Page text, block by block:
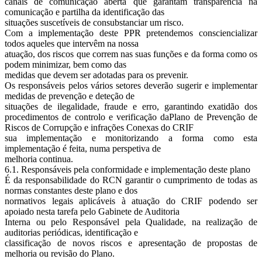
comunicação e partilha da identificação das
situações suscetíveis de consubstanciar um risco.
Com a implementação deste PPR pretendemos consciencializar
todos aqueles que intervêm na nossa
atuação, dos riscos que correm nas suas funções e da forma como os
podem minimizar, bem como das
medidas que devem ser adotadas para os prevenir.
Os responsáveis pelos vários setores deverão sugerir e implementar
medidas de prevenção e deteção de
situações de ilegalidade, fraude e erro, garantindo exatidão dos
procedimentos de controlo e verificação daPlano de Prevenção de
Riscos de Corrupção e infrações Conexas do CRIF
sua implementação e monitorizando a forma como esta
implementação é feita, numa perspetiva de
melhoria continua.
6.1. Responsáveis pela conformidade e implementação deste plano
É da responsabilidade do RCN garantir o cumprimento de todas as
normas constantes deste plano e dos
normativos legais aplicáveis à atuação do CRIF podendo ser
apoiado nesta tarefa pelo Gabinete de Auditoria
Interna ou pelo Responsável pela Qualidade, na realização de
auditorias periódicas, identificação e
classificação de novos riscos e apresentação de propostas de
melhoria ou revisão do Plano.